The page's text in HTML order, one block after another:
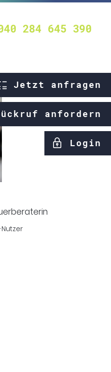
284 645 390
Jetzt anfragen
anfordern
Login